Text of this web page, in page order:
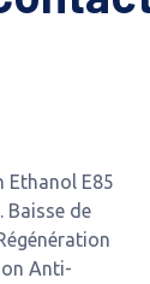
Ethanol E85
Baisse de
Anti-